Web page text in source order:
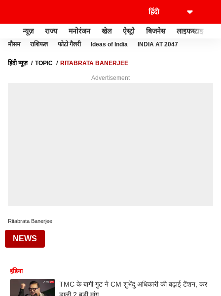
न्यूज़ राज्य मनोरंजन खेल ऐस्ट्रो बिजनेस लाइफस्टाइल
मौसम राशिफल फोटो गैलरी Ideas of India INDIA AT 2047
हिंदी न्यूज़ TOPIC RITABRATA BANERJEE
Advertisement
Ritabrata Banerjee
NEWS
इंडिया
TMC के बागी गुट ने CM शुभेंदु अधिकारी की बढ़ाई टेंशन, कर